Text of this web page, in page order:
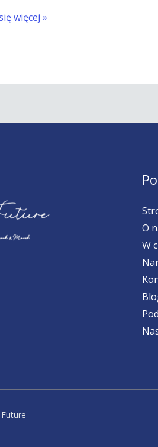
więcej »
O
W